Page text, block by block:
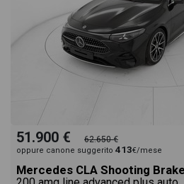
51.900 € 62.650 €
oppure canone suggerito 413€/mese
Mercedes CLA Shooting Brake